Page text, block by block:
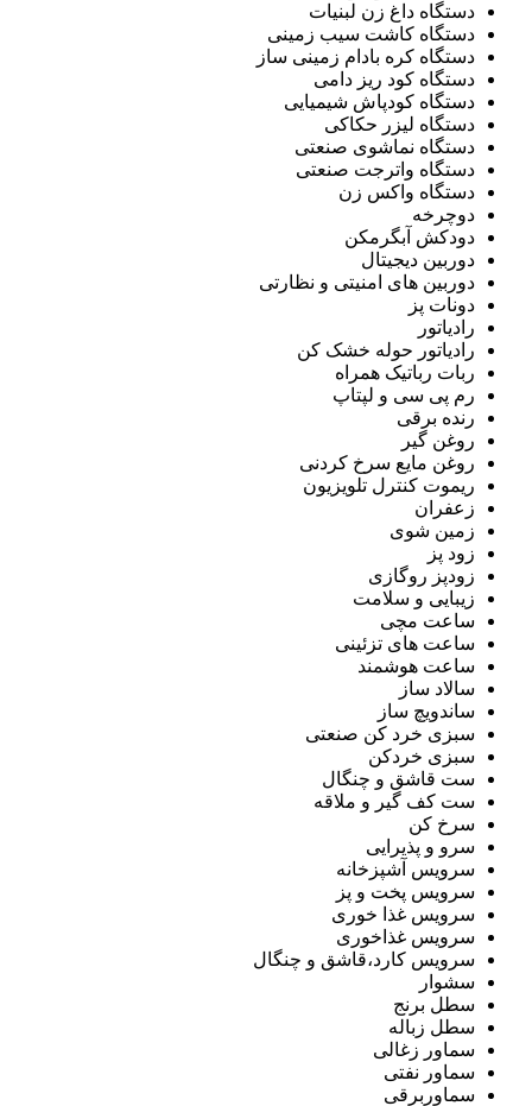
دستگاه داغ زن لبنیات
دستگاه کاشت سیب زمینی
دستگاه کره بادام زمینی ساز
دستگاه کود ریز دامی
دستگاه کودپاش شیمیایی
دستگاه لیزر حکاکی
دستگاه نماشوی صنعتی
دستگاه واترجت صنعتی
دستگاه واکس زن
دوچرخه
دودکش آبگرمکن
دوربین دیجیتال
دوربین های امنیتی و نظارتی
دونات پز
رادیاتور
رادیاتور حوله خشک کن
ربات رباتیک همراه
رم پی سی و لپتاپ
رنده برقی
روغن گیر
روغن مایع سرخ کردنی
ریموت کنترل تلویزیون
زعفران
زمین شوی
زود پز
زودپز روگازی
زیبایی و سلامت
ساعت مچی
ساعت های تزئینی
ساعت هوشمند
سالاد ساز
ساندویچ ساز
سبزی خرد کن صنعتی
سبزی خردکن
ست قاشق و چنگال
ست کف گیر و ملاقه
سرخ کن
سرو و پذیرایی
سرویس آشپزخانه
سرویس پخت و پز
سرویس غذا خوری
سرویس غذاخوری
سرویس کارد،قاشق و چنگال
سشوار
سطل برنج
سطل زباله
سماور زغالی
سماور نفتی
سماوربرقی